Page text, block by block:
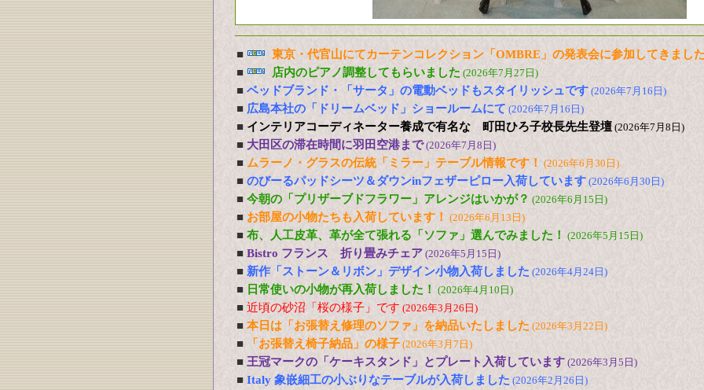
■
東京・代官山にてカーテンコレクション「OMBRE」の発表会に参加してきまし
■
店内のピアノ調整してもらいました (2026年7月27日)
■ ベッドブランド・「サータ」の電動ベッドもスタイリッシュです (2026年7月16日)
■ 広島本社の「ドリームベッド」ショールームにて (2026年7月16日)
■ インテリアコーディネーター養成で有名な 町田ひろ子校長先生登壇 (2026年7月8日)
■ 大田区の滞在時間に羽田空港まで(2026年7月8日)
■ ムラーノ・グラスの伝統「ミラー」テーブル情報です！ (2026年6月30日)
■ のびーるパッドシーツ＆ダウンinフェザーピロー入荷しています (2026年6月30日)
■ 今朝の「プリザーブドフラワー」アレンジはいかが？ (2026年6月15日)
■ お部屋の小物たちも入荷しています！ (2026年6月13日)
■ 布、人工皮革、革が全て張れる「ソファ」選んでみました！ (2026年5月15日)
■ Bistro フランス 折り畳みチェア (2026年5月15日)
■ 新作「ストーン＆リボン」デザイン小物入荷しました (2026年4月24日)
■ 日常使いの小物が再入荷しました！ (2026年4月10日)
■ 近頃の砂沼「桜の様子」です (2026年3月26日)
■ 本日は「お張替え修理のソファ」を納品いたしました (2026年3月22日)
■ 「お張替え椅子納品」の様子 (2026年3月7日)
■ 王冠マークの「ケーキスタンド」とプレート入荷しています (2026年3月5日)
■ Italy 象嵌細工の小ぶりなテーブルが入荷しました (2026年2月26日)